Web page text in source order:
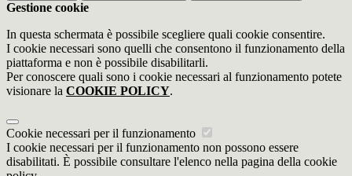
Gestione cookie
In questa schermata è possibile scegliere quali cookie consentire.
I cookie necessari sono quelli che consentono il funzionamento della
piattaforma e non è possibile disabilitarli.
Per conoscere quali sono i cookie necessari al funzionamento potete
visionare la COOKIE POLICY.
Cookie necessari per il funzionamento
I cookie necessari per il funzionamento non possono essere
disabilitati. È possibile consultare l'elenco nella pagina della cookie